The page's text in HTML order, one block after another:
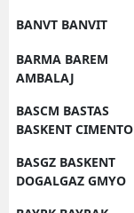
BANVT BANVIT
BARMA BAREM
AMBALAJ
BASCM BASTAS
BASKENT CIMENTO
BASGZ BASKENT
DOGALGAZ GMYO